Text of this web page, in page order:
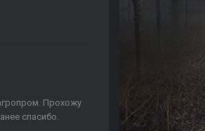
Прохожу
спасибо.